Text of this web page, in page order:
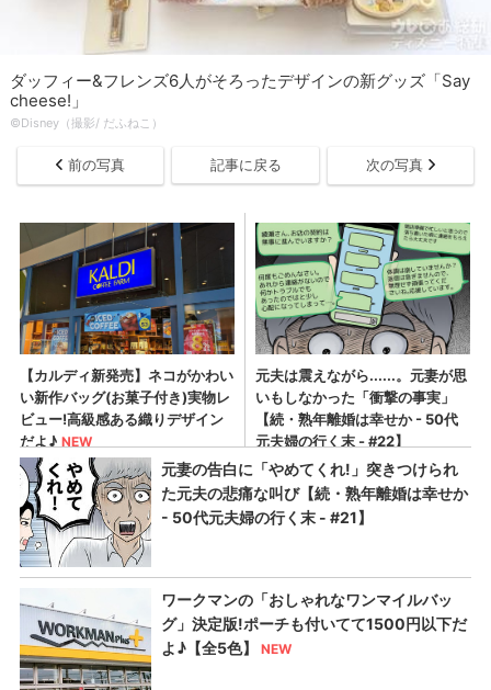
ダッフィー&フレンズ6人がそろったデザインの新グッズ「Say
cheese!」
©Disney（撮影/ だふねこ）
前の写真 記事に戻る 次の写真